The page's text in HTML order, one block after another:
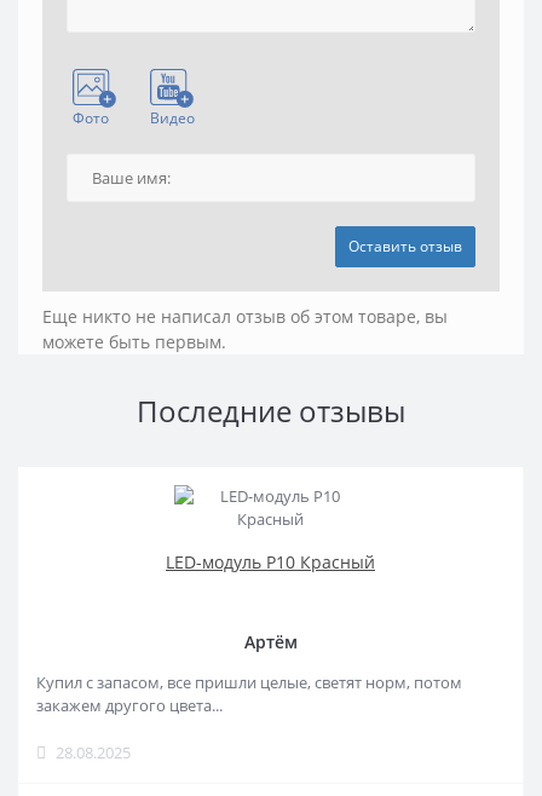
Фото Видео
Оставить отзыв
Еще никто не написал отзыв об этом товаре, вы
можете быть первым.
Последние отзывы
LED-модуль P10 Красный
Артём
Купил с запасом, все пришли целые, светят норм, потом
закажем другого цвета...
28.08.2025